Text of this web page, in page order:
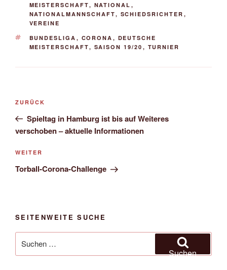
MEISTERSCHAFT, NATIONAL ,
NATIONALMANNSCHAFT, SCHIEDSRICHTER ,
VEREINE
SCHLAGWÖRTER
BUNDESLIGA , CORONA , DEUTSCHE
MEISTERSCHAFT, SAISON 19/20 , TURNIER
Beitragsnavigation
Vorheriger
Beitrag
ZURÜCK
Spieltag in Hamburg ist bis auf Weiteres
verschoben – aktuelle Informationen
Nächster
Beitrag
WEITER
Torball-Corona-Challenge
SEITENWEITE SUCHE
nach:
Suchen